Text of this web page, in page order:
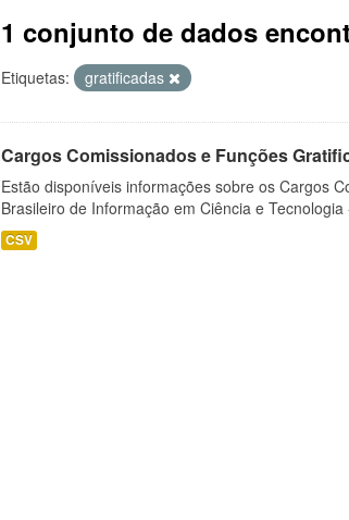
1 conjunto de dados
Etiquetas: gratificadas
Cargos Comissionados e Funções
Estão disponíveis informações sobre os Cargos
Brasileiro de Informação em Ciência e Tecnologia
CSV